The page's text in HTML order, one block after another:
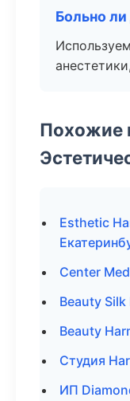
Больно
Похожие
Esthetic
Center
Beauty
Beauty
Студия
ИП